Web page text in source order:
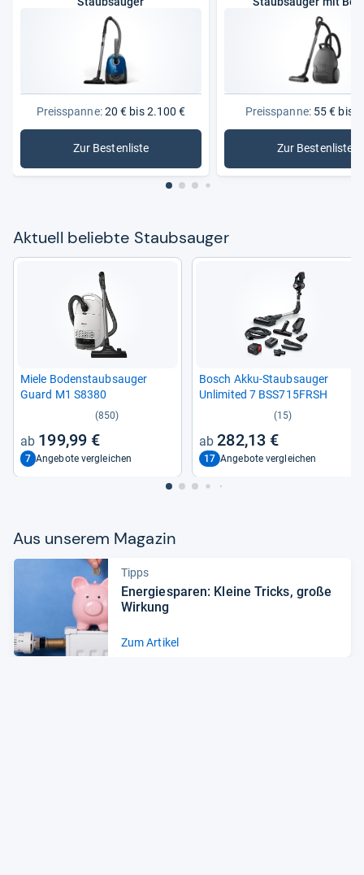
Preisspanne:20 € bis 2.100 €
Zur Bestenliste
: Staubsauger
Preisspanne:55 € bis
Zur Bestenliste
:
Aktu­ell beliebte Staub­sau­ger
Miele Boden­staub­sau­ger
Guard M1 S8380
(850)
199,99 €
7 Angebote vergleichen
Bosch Akku-​Staub­sau­ger
Unlimi­ted 7 BSS715FRSH
(15)
282,13 €
17 Angebote vergleichen
Aus unse­rem Maga­zin
Tipps
Ener­gie­spa­ren: Kleine Tricks, große
Wir­kung
Zum Artikel